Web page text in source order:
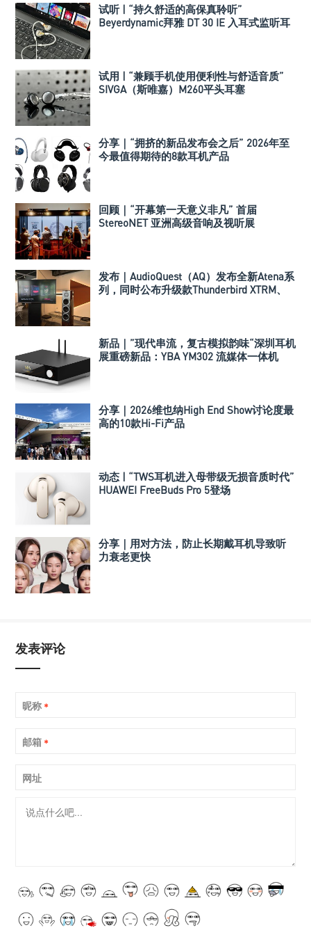
试听 | “持久舒适的高保真聆听”
Beyerdynamic拜雅 DT 30 IE 入耳式监听耳
试用 | “兼顾手机使用便利性与舒适音质”
SIVGA（斯唯嘉）M260平头耳塞
分享｜“拥挤的新品发布会之后” 2026年至
今最值得期待的8款耳机产品
回顾｜“开幕第一天意义非凡” 首届
StereoNET 亚洲高级音响及视听展
发布｜AudioQuest（AQ）发布全新Atena系
列，同时公布升级款Thunderbird XTRM、
新品｜”现代串流，复古模拟韵味“深圳耳机
展重磅新品：YBA YM302 流媒体一体机
分享｜2026维也纳High End Show讨论度最
高的10款Hi-Fi产品
动态 | “TWS耳机进入母带级无损音质时代”
HUAWEI FreeBuds Pro 5登场
分享｜用对方法，防止长期戴耳机导致听
力衰老更快
发表评论
昵称 *
邮箱 *
网址